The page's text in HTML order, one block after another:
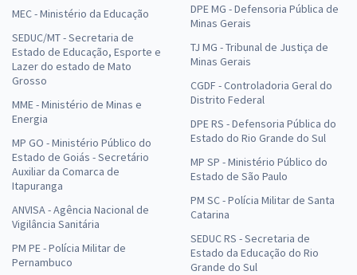
MEC - Ministério da Educação
SEDUC/MT - Secretaria de
Estado de Educação, Esporte e
Lazer do estado de Mato
Grosso
MME - Ministério de Minas e
Energia
MP GO - Ministério Público do
Estado de Goiás - Secretário
Auxiliar da Comarca de
Itapuranga
ANVISA - Agência Nacional de
Vigilância Sanitária
PM PE - Polícia Militar de
Pernambuco
DPE MG - Defensoria Pública de
Minas Gerais
TJ MG - Tribunal de Justiça de
Minas Gerais
CGDF - Controladoria Geral do
Distrito Federal
DPE RS - Defensoria Pública do
Estado do Rio Grande do Sul
MP SP - Ministério Público do
Estado de São Paulo
PM SC - Polícia Militar de Santa
Catarina
SEDUC RS - Secretaria de
Estado da Educação do Rio
Grande do Sul